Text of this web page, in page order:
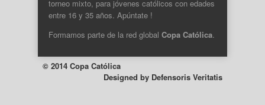
torneo mixto, para jóvenes católicos con edades
entre 16 y 35 años. Apúntate !
Formamos parte de la red global Copa Católica.
© 2014 Copa Católica
Designed by Defensoris Veritatis